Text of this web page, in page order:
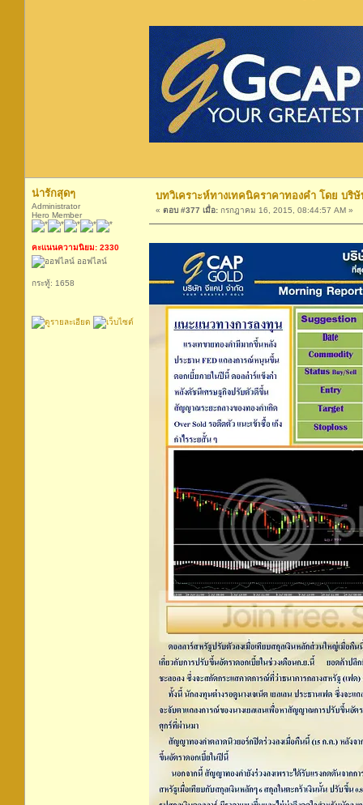
น่ารักสุดๆ
Administrator
Hero Member
คะแนนความนิยม: 2330
ออฟไลน์
กระทู้: 1658
บทวิเคราะห์ทางเทคนิคราคาทองคำ โดย บริษั
« ตอบ #377 เมื่อ: กรกฎาคม 16, 2015, 08:44:57 AM »